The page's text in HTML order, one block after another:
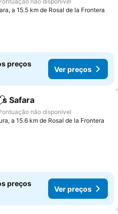
a 15.5 km de Rosal de la Frontera
preços
Ver preços
aos favoritos
Safara
não disponível
a 15.6 km de Rosal de la Frontera
preços
Ver preços